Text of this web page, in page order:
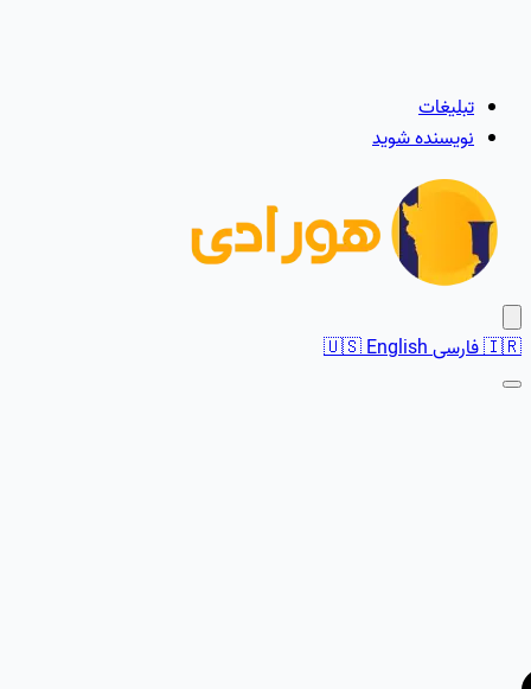
تبلیغات
نویسنده شوید
🇮🇷فارسی 🇺🇸English